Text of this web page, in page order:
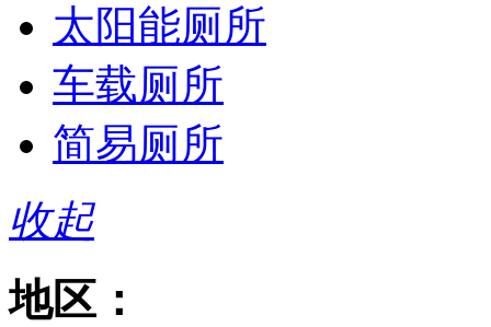
太阳能厕所
车载厕所
简易厕所
收起
地区：